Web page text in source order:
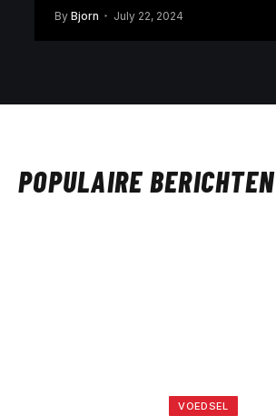
By Bjorn July 22, 2024
POPULAIRE BERICHTEN
VOEDSEL